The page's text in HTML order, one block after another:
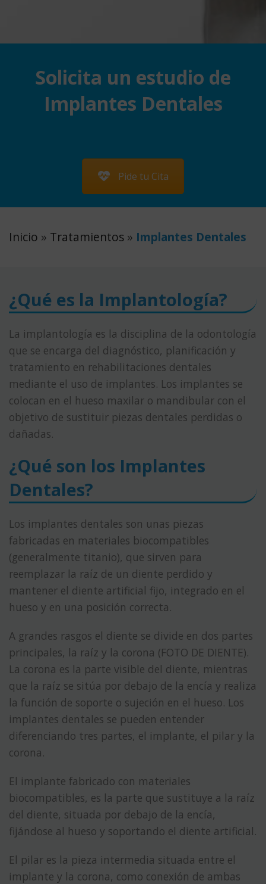
Solicita un estudio de
Implantes Dentales
Pide tu Cita
Inicio » Tratamientos » Implantes Dentales
¿Qué es la Implantología?
La implantología es la disciplina de la odontología
que se encarga del diagnóstico, planificación y
tratamiento en rehabilitaciones dentales
mediante el uso de implantes. Los implantes se
colocan en el hueso maxilar o mandibular con el
objetivo de sustituir piezas dentales perdidas o
dañadas.
¿Qué son los Implantes
Dentales?
Los implantes dentales son unas piezas
fabricadas en materiales biocompatibles
(generalmente titanio), que sirven para
reemplazar la raíz de un diente perdido y
mantener el diente artificial fijo, integrado en el
hueso y en una posición correcta.
A grandes rasgos el diente se divide en dos partes
principales, la raíz y la corona (FOTO DE DIENTE).
La corona es la parte visible del diente, mientras
que la raíz se sitúa por debajo de la encía y realiza
la función de soporte o sujeción en el hueso. Los
implantes dentales se pueden entender
diferenciando tres partes, el implante, el pilar y la
corona.
El implante fabricado con materiales
biocompatibles, es la parte que sustituye a la raíz
del diente, situada por debajo de la encía,
fijándose al hueso y soportando el diente artificial.
El pilar es la pieza intermedia situada entre el
implante y la corona, como conexión de ambas